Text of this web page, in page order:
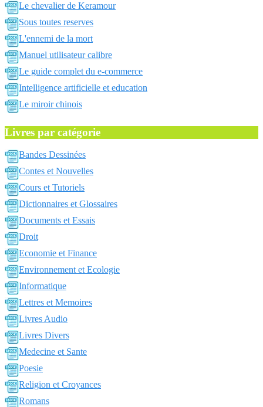
Le chevalier de Keramour
Sous toutes reserves
L'ennemi de la mort
Manuel utilisateur calibre
Le guide complet du e-commerce
Intelligence artificielle et education
Le miroir chinois
Livres par catégorie
Bandes Dessinées
Contes et Nouvelles
Cours et Tutoriels
Dictionnaires et Glossaires
Documents et Essais
Droit
Economie et Finance
Environnement et Ecologie
Informatique
Lettres et Memoires
Livres Audio
Livres Divers
Medecine et Sante
Poesie
Religion et Croyances
Romans